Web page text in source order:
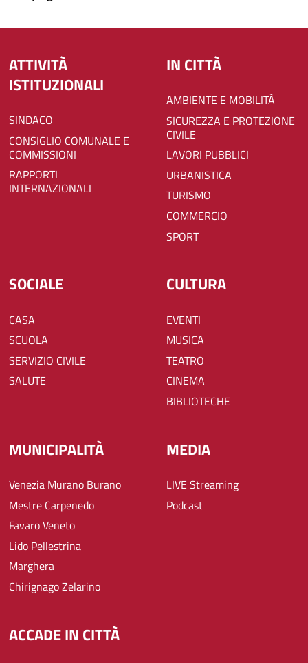
ATTIVITÀ
ISTITUZIONALI
SINDACO
CONSIGLIO COMUNALE E
COMMISSIONI
RAPPORTI
INTERNAZIONALI
IN CITTÀ
AMBIENTE E MOBILITÀ
SICUREZZA E PROTEZIONE
CIVILE
LAVORI PUBBLICI
URBANISTICA
TURISMO
COMMERCIO
SPORT
SOCIALE
CASA
SCUOLA
SERVIZIO CIVILE
SALUTE
CULTURA
EVENTI
MUSICA
TEATRO
CINEMA
BIBLIOTECHE
MUNICIPALITÀ
Venezia Murano Burano
Mestre Carpenedo
Favaro Veneto
Lido Pellestrina
Marghera
Chirignago Zelarino
MEDIA
LIVE Streaming
Podcast
ACCADE IN CITTÀ